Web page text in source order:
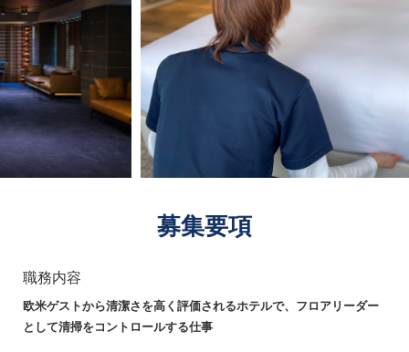
募集要項
職務内容
欧米ゲストから清潔さを高く評価されるホテルで、フロアリーダー
として清掃をコントロールする仕事